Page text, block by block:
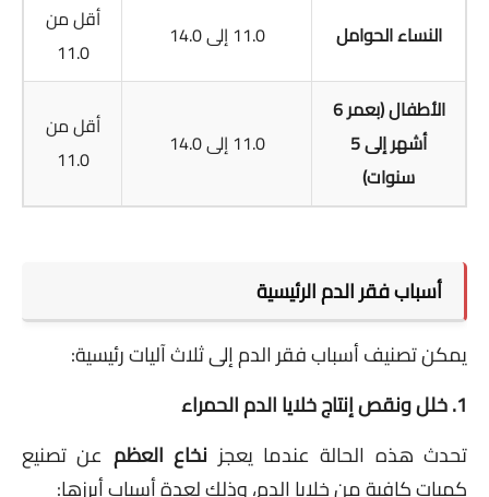
النساء الحوامل 11.0 إلى 14.0
أقل من
11.0
الأطفال (بعمر 6
أشهر إلى 5
سنوات)
11.0 إلى 14.0
أقل من
11.0
أسباب فقر الدم الرئيسية
يمكن تصنيف أسباب فقر الدم إلى ثلاث آليات رئيسية:
1. خلل ونقص إنتاج خلايا الدم الحمراء
تحدث هذه الحالة عندما يعجز نخاع العظم عن تصنيع
كميات كافية من خلايا الدم، وذلك لعدة أسباب أبرزها: